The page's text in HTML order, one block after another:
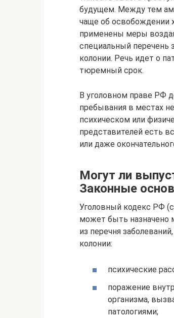
будущем. Между тем
чаще об освобождении
применены меры
специальный перечень
колонии. Речь идет о
тюремный срок.
В уголовном праве РФ
пребывания в местах
психическом или
представителей есть
или даже
Могут ли
Законные
Уголовный кодекс РФ
может быть назначено
из перечня
колонии:
психические
поражение
организма,
патологиями;